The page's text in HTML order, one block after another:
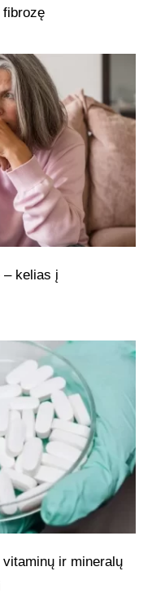
– kelias į
ir mineralų